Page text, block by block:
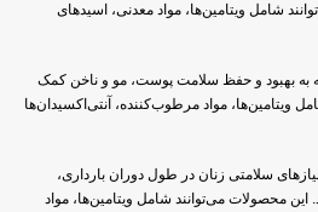
شامل ویتامین‌ها، مواد معدنی، اسیدهای
به بهبود و حفظ سلامت پوست، مو و ناخن کمک
ویتامین‌ها، مواد مرطوب‌کننده، آنتی‌اکسیدان‌ها
سلامتی زنان در طول دوران بارداری،
محصولات می‌توانند شامل ویتامین‌ها، مواد